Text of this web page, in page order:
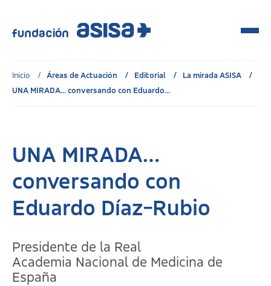
Inicio Áreas de Actuación Editorial
La mirada ASISA
UNA MIRADA... conversando con Eduardo...
UNA MIRADA…
conversando con
Eduardo Díaz-Rubio
Presidente de la Real
Academia Nacional de Medicina de
España